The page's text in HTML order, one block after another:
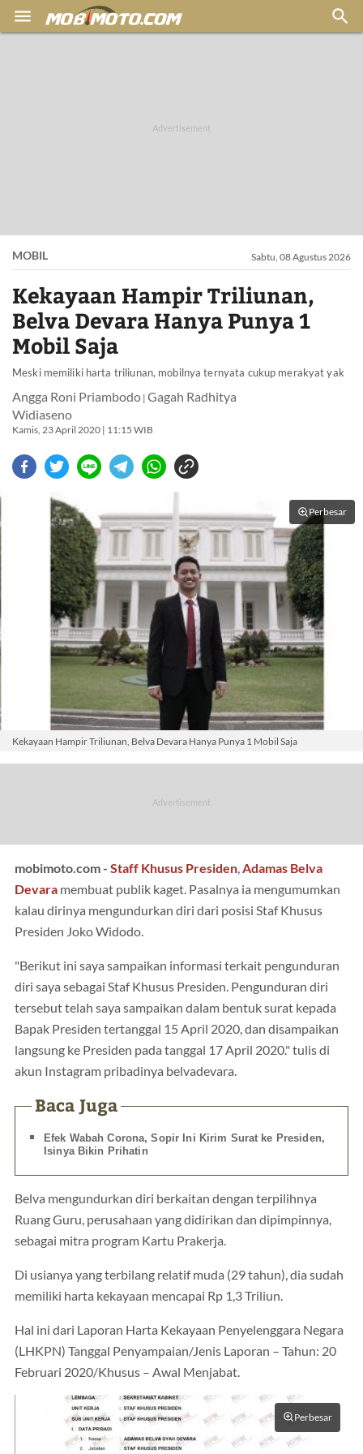
 
MOBIL Sabtu, 08 Agustus 2026
Kekayaan Hampir Triliunan,
Belva Devara Hanya Punya 1
Mobil Saja
Meski memiliki harta triliunan, mobilnya ternyata cukup merakyat yak
Angga Roni Priambodo | Gagah Radhitya
Widiaseno
Kamis, 23 April 2020 | 11:15 WIB
Perbesar
Kekayaan Hampir Triliunan, Belva Devara Hanya Punya 1 Mobil Saja
mobimoto.com - Staff Khusus Presiden,Adamas Belva
Devara membuat publik kaget. Pasalnya ia mengumumkan
kalau dirinya mengundurkan diri dari posisi Staf Khusus
Presiden Joko Widodo.
"Berikut ini saya sampaikan informasi terkait pengunduran
diri saya sebagai Staf Khusus Presiden. Pengunduran diri
tersebut telah saya sampaikan dalam bentuk surat kepada
Bapak Presiden tertanggal 15 April 2020, dan disampaikan
langsung ke Presiden pada tanggal 17 April 2020." tulis di
akun Instagram pribadinya belvadevara.
Baca Juga
Efek Wabah Corona, Sopir Ini Kirim Surat ke Presiden,
Isinya Bikin Prihatin
Belva mengundurkan diri berkaitan dengan terpilihnya
Ruang Guru, perusahaan yang didirikan dan dipimpinnya,
sebagai mitra program Kartu Prakerja.
Di usianya yang terbilang relatif muda (29 tahun), dia sudah
memiliki harta kekayaan mencapai Rp 1,3 Triliun.
Hal ini dari Laporan Harta Kekayaan Penyelenggara Negara
(LHKPN) Tanggal Penyampaian/Jenis Laporan – Tahun: 20
Februari 2020/Khusus – Awal Menjabat.
Perbesar